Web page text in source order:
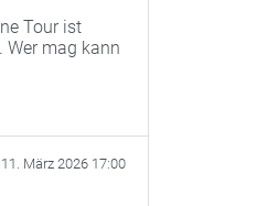
Tour ist
Wer mag kann
März 2026 17:00